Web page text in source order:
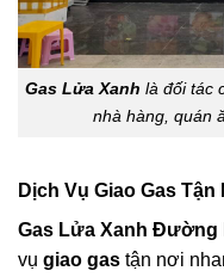
Gas Lửa Xanh là đối tác
nhà hàng, quán
Dịch Vụ Giao Gas Tận
Gas Lửa Xanh Đường
vụ giao gas tận nơi